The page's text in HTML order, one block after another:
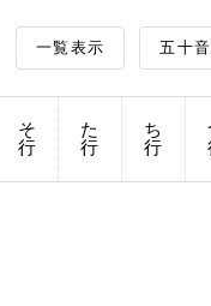
一覧表示 五十
そ
行
た
行
ち
行